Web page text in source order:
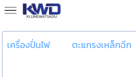
เครื่องปั่นไฟ ตะแกรงเหล็กฉีก